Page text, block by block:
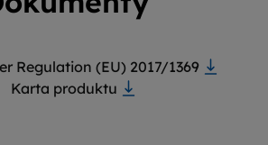
Regulation (EU) 2017/1369
Karta produktu